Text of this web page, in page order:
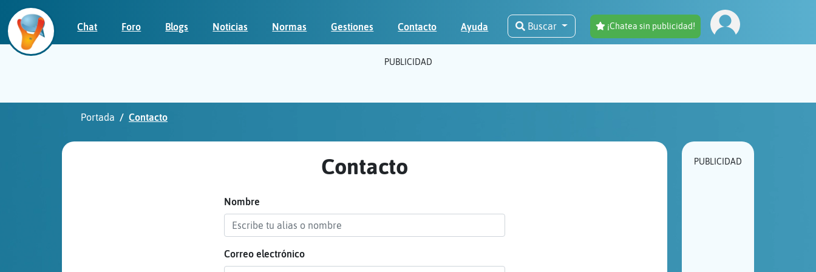
Chat Foro Blogs Noticias Normas Gestiones Contacto Ayuda Buscar ¡Chatea sin publicidad!
PUBLICIDAD
Portada Contacto
Contacto
Nombre
Correo electrónico
PUBLICIDAD
Iniciar